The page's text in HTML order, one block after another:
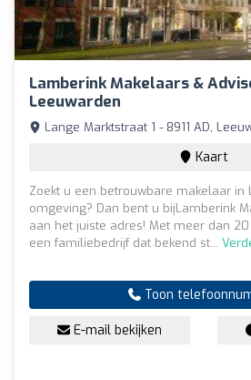
Lamberink Makelaars &
Leeuwarden
Lange Marktstraat 1 - 8911 AD,
Kaart
Zoekt u een betrouwbare makelaar in
omgeving? Dan bent u bijLamberink
aan het juiste adres! Met meer dan
een familiebedrijf dat bekend st...
Toon
E-mail bekijken